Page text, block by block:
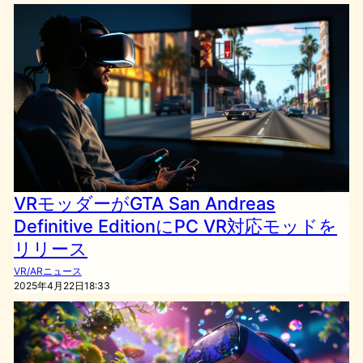
VRモッダーがGTA San Andreas
Definitive EditionにPC VR対応モッドを
リリース
VR/ARニュース
2025年4月22日18:33